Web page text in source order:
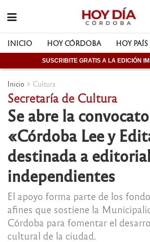
INICIO HOY CÓRDOBA HOY PAÍS
SUSCRIBITE GRATIS A LA EDICIÓN
Inicio Cultura
Secretaría de Cultura
Se abre la
«Córdoba Lee y
destinada a
independientes
El apoyo forma parte de los
afines que sostiene la
Córdoba para fomentar el
cultural de la ciudad.